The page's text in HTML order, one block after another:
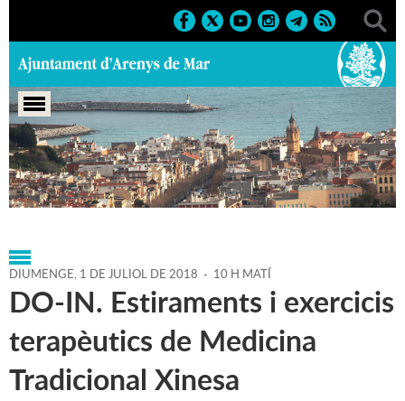
Portada > Agenda > 01-07-
2018 > Marcs > 2018 > Activitats esportives
DIUMENGE, 1 DE JULIOL DE 2018 - 10 H MATÍ
DO-IN. Estiraments i exercicis
terapèutics de Medicina
Tradicional Xinesa